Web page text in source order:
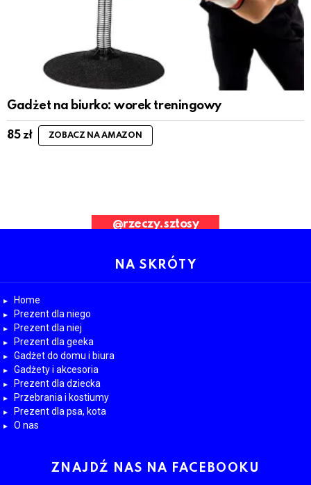
Gadżet na biurko: worek treningowy
85zł ZOBACZ NA AMAZON
Request. Error validating application
@rzeczy.sztosy
NA SKRÓTY
Home
Prezent dla niego
Prezent dla niej
Prezent dla geeka
Gadżet do domu i biura
Gadżety i akcesoria
Prezent dla dziecka
Przebrania i kostiumy
Prezent dla psa, kota
O nas
ZNAJDŹ NAS NA FACEBOOKU